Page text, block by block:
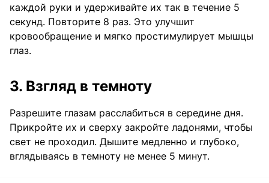
каждой руки и удерживайте их так в течение 5
секунд. Повторите 8 раз. Это улучшит
кровообращение и мягко простимулирует мышцы
глаз.
3. Взгляд в темноту
Разрешите глазам расслабиться в середине дня.
Прикройте их и сверху закройте ладонями, чтобы
свет не проходил. Дышите медленно и глубоко,
вглядываясь в темноту не менее 5 минут.